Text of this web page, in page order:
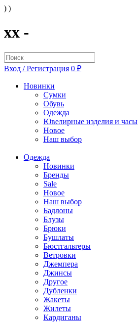
) )
xx -
Вход / Регистрация 0 ₽
Новинки
Сумки
Обувь
Одежда
Ювелирные изделия и часы
Новое
Наш выбор
Одежда
Новинки
Бренды
Sale
Новое
Наш выбор
Бадлоны
Блузы
Брюки
Бушлаты
Бюстгальтеры
Ветровки
Джемпера
Джинсы
Другое
Дубленки
Жакеты
Жилеты
Кардиганы